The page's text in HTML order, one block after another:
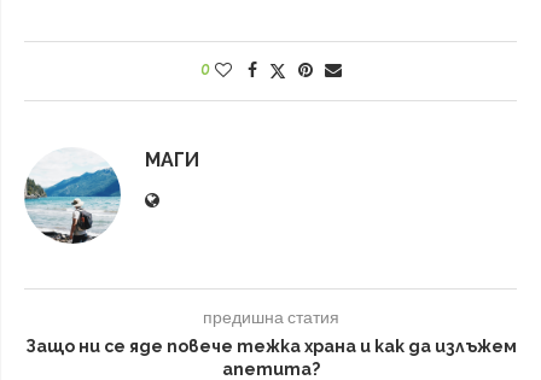
0
МАГИ
предишна статия
Защо ни се яде повече тежка храна и как да излъжем
апетита?